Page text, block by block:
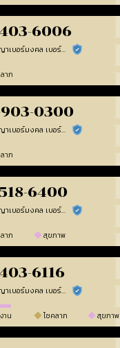
6006
อภิญญาเบอร์มงคล เบอร์สวยเลขศาสตร์ ร้านยืนยันแล้ว
าภ
0300
อภิญญาเบอร์มงคล เบอร์สวยเลขศาสตร์ ร้านยืนยันแล้ว
าภ
6400
อภิญญาเบอร์มงคล เบอร์สวยเลขศาสตร์ ร้านยืนยันแล้ว
าภ สุขภาพ
6116
อภิญญาเบอร์มงคล เบอร์สวยเลขศาสตร์ ร้านยืนยันแล้ว
าน โชคลาภ สุขภาพ